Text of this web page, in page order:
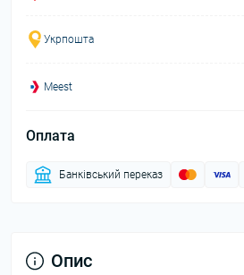
Укрпошта
Meest
Оплата
Банківський переказ
Опис